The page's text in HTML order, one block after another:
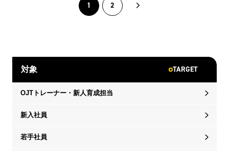
1 2
対象 TARGET
OJTトレーナー・新人育成担当
新入社員
若手社員